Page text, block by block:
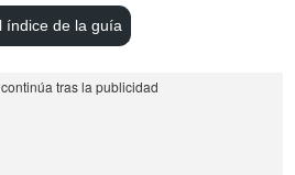
índice de la guía